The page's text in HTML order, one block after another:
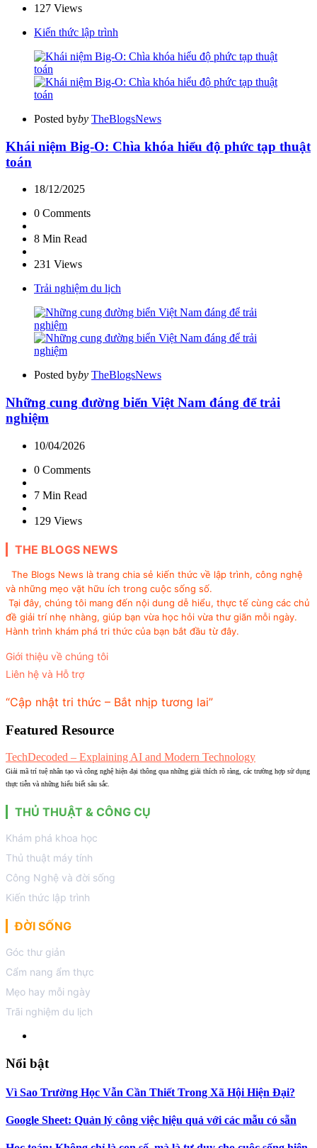
127 Views
Kiến thức lập trình
Posted byby TheBlogsNews
Khái niệm Big-O: Chìa khóa hiểu độ phức tạp thuật
toán
18/12/2025
0 Comments
8 Min Read
231 Views
Trải nghiệm du lịch
Posted byby TheBlogsNews
Những cung đường biển Việt Nam đáng để trải
nghiệm
10/04/2026
0 Comments
7 Min Read
129 Views
THE BLOGS NEWS
The Blogs News là trang chia sẻ kiến thức về lập trình, công nghệ
và những mẹo vặt hữu ích trong cuộc sống số.
Tại đây, chúng tôi mang đến nội dung dễ hiểu, thực tế cùng các chủ
đề giải trí nhẹ nhàng, giúp bạn vừa học hỏi vừa thư giãn mỗi ngày.
Hành trình khám phá tri thức của bạn bắt đầu từ đây.
Giới thiệu về chúng tôi
Liên hệ và Hỗ trợ
“Cập nhật tri thức – Bắt nhịp tương lai”
Featured Resource
TechDecoded – Explaining AI and Modern Technology
Giải mã trí tuệ nhân tạo và công nghệ hiện đại thông qua những giải thích rõ ràng, các trường hợp sử dụng
thực tiễn và những hiểu biết sâu sắc.
THỦ THUẬT & CÔNG CỤ
Khám phá khoa học
Thủ thuật máy tính
Công Nghệ và đời sống
Kiến thức lập trình
ĐỜI SỐNG
Góc thư giản
Cẩm nang ẩm thực
Mẹo hay mỗi ngày
Trãi nghiệm du lịch
Nổi bật
Vì Sao Trường Học Vẫn Cần Thiết Trong Xã Hội Hiện Đại?
Google Sheet: Quản lý công việc hiệu quả với các mẫu có sẵn